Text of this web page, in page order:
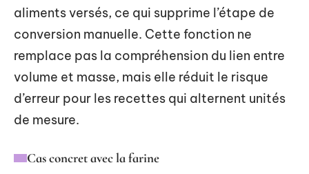
aliments versés, ce qui supprime l’étape de
conversion manuelle. Cette fonction ne
remplace pas la compréhension du lien entre
volume et masse, mais elle réduit le risque
d’erreur pour les recettes qui alternent unités
de mesure.
Cas concret avec la farine